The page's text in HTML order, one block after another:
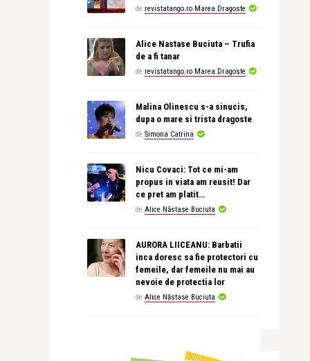
de revistatango.ro Marea Dragoste
Alice Nastase Buciuta – Trufia
de a fi tanar
de revistatango.ro Marea Dragoste
Malina Olinescu s-a sinucis,
dupa o mare si trista dragoste
de Simona Catrina
Nicu Covaci: Tot ce mi-am
propus in viata am reusit! Dar
ce pret am platit…
de Alice Năstase Buciuta
AURORA LIICEANU: Barbatii
inca doresc sa fie protectori cu
femeile, dar femeile nu mai au
nevoie de protectia lor
de Alice Năstase Buciuta